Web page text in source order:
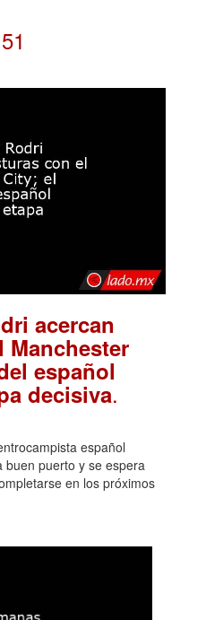
acercan
Manchester
español
decisiva.
español
buen puerto y se espera
en los próximos